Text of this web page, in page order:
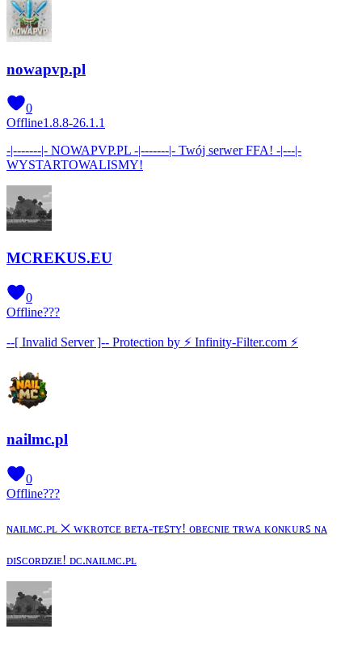
nowapvp.pl
0
Offline1.8.8-26.1.1
-|-------|- NOWAPVP.PL -|-------|- Twój serwer FFA! -|---|-
WYSTARTOWALISMY!
MCREKUS.EU
0
Offline???
--[ Invalid Server ]-- Protection by ⚡ Infinity-Filter.com ⚡
nailmc.pl
0
Offline???
ɴᴀɪʟᴍᴄ.ᴘʟ ྾ ᴡᴋʀᴏᴛᴄᴇ ʙᴇᴛᴀ-ᴛᴇꜱᴛʏ! ᴏʙᴇᴄɴɪᴇ ᴛʀᴡᴀ ᴋᴏɴᴋᴜʀꜱ ɴᴀ
ᴅɪꜱᴄᴏʀᴅᴢɪᴇ! ᴅᴄ.ɴᴀɪʟᴍᴄ.ᴘʟ